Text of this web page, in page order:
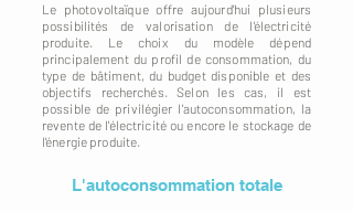
Le photovoltaïque offre aujourd'hui plusieurs
possibilités de valorisation de l'électricité
produite. Le choix du modèle dépend
principalement du profil de consommation, du
type de bâtiment, du budget disponible et des
objectifs recherchés. Selon les cas, il est
possible de privilégier l'autoconsommation, la
revente de l'électricité ou encore le stockage de
l'énergie produite.
L'autoconsommation totale